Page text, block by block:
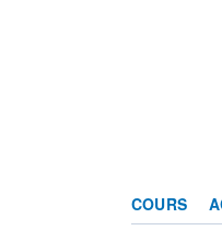
COURS